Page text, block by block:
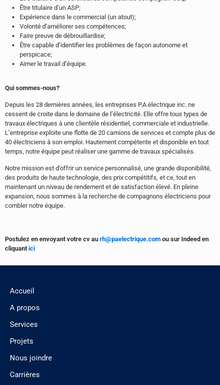
Être titulaire d’un ASP;
Expérience dans le commercial (un atout);
Volonté d’améliorer ses compétences;
Faire preuve de débrouillardise;
Être capable d’identifier les problèmes de façon autonome et
perspicace;
Aimer le travail d’équipe.
Qui sommes-nous?
Depuis les 28 dernières années, les entreprises P.A électrique inc. ne
cessent de croite dans le domaine de l’électricité. Elle offre tous types de
travaux électriques à une clientèle résidentiel, commerciale et industrielle.
L’entreprise exploite une flotte de 20 camions de services et compte plus de
40 électriciens à son emploi. Hautement compétente et disponible en tout
temps, notre équipe peut réaliser une gamme de travaux spécialisés.
Notre mission est d’offrir un service personnalisé, une grande disponibilité,
des produits de haute technologie, des prix compétitifs, et ce, tout en
maintenant un niveau de rendement et de satisfaction élevé. En pleine
expansion, nous sommes à la recherche de compagnons électriciens pour
combler notre équipe.
Postulez en envoyant votre cv au rh@paelectrique.com ou sur Indeed en
cliquantici
Accueil
A propos
Services
Projets
Nous joindre
Carrières